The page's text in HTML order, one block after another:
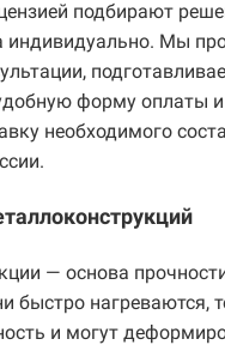
подбирают
индивидуально. Мы
форму оплаты и
необходимого
— основа
быстро нагреваются,
и могут